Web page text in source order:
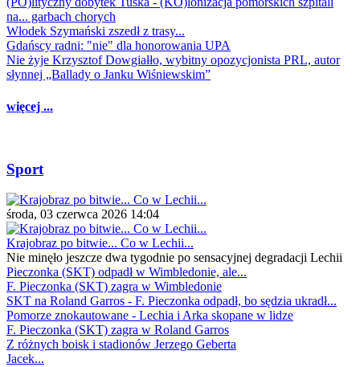
na... garbach chorych
Włodek Szymański zszedł z trasy...
Gdańscy radni: "nie" dla honorowania UPA
Nie żyje Krzysztof Dowgiałło, wybitny opozycjonista PRL, autor
słynnej „Ballady o Janku Wiśniewskim”
więcej ...
Sport
środa, 03 czerwca 2026 14:04
Krajobraz po bitwie... Co w Lechii...
Nie minęło jeszcze dwa tygodnie po sensacyjnej degradacji Lechii
Pieczonka (SKT) odpadł w Wimbledonie, ale...
F. Pieczonka (SKT) zagra w Wimbledonie
SKT na Roland Garros - F. Pieczonka odpadł, bo sędzia ukradł...
Pomorze znokautowane - Lechia i Arka skopane w lidze
F. Pieczonka (SKT) zagra w Roland Garros
Z różnych boisk i stadionów Jerzego Geberta
Jacek...